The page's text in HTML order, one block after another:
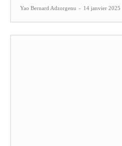
Yao Bernard Adzorgenu - 14 janvier 2025